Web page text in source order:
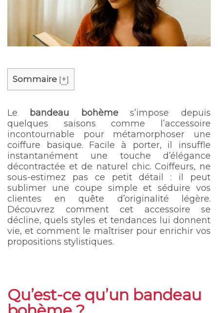
Sommaire [+]
Le bandeau bohèmes’impose depuis
quelques saisons comme l’accessoire
incontournable pour métamorphoser une
coiffure basique. Facile à porter, il insuffle
instantanément une touche d’élégance
décontractée et de naturel chic. Coiffeurs, ne
sous-estimez pas ce petit détail : il peut
sublimer une coupe simple et séduire vos
clientes en quête d’originalité légère.
Découvrez comment cet accessoire se
décline, quels styles et tendances lui donnent
vie, et comment le maîtriser pour enrichir vos
propositions stylistiques.
Qu’est-ce qu’un bandeau